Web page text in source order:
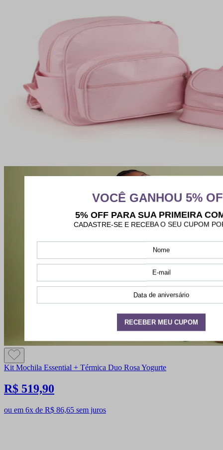
Kit Mochila Essential + Térmica Duo Rosa Yogurte
R$ 519,90
ou em 6x de R$ 86,65 sem juros